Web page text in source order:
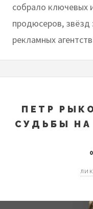
собрало ключевых
продюсеров, звёзд
рекламных
ПЕТР
СУДЬБЫ НА